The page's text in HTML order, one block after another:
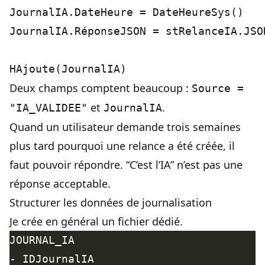
JournalIA.DateHeure = DateHeureSys()
JournalIA.RéponseJSON =
Deux champs comptent beaucoup : Source =
"IA_VALIDEE" et JournalIA.
Quand un utilisateur demande trois semaines
plus tard pourquoi une relance a été créée, il
faut pouvoir répondre. “C’est l’IA” n’est pas une
réponse acceptable.
Structurer les données de journalisation
Je crée en général un fichier dédié.